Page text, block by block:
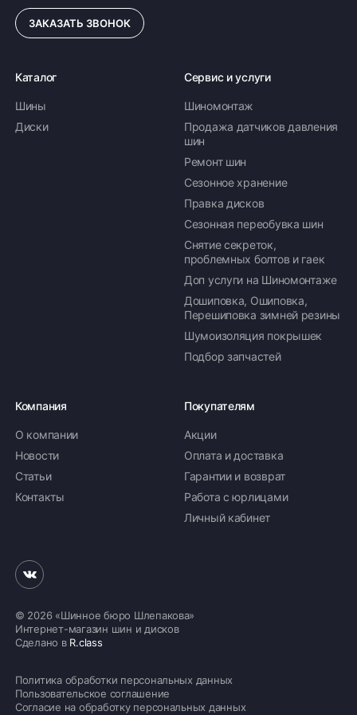
ЗАКАЗАТЬ ЗВОНОК
Каталог
Шины
Диски
Сервис и услуги
Шиномонтаж
Продажа датчиков давления
шин
Ремонт шин
Сезонное хранение
Правка дисков
Сезонная переобувка шин
Снятие секреток,
проблемных болтов и гаек
Доп услуги на Шиномонтаже
Дошиповка, Ошиповка,
Перешиповка зимней резины
Шумоизоляция покрышек
Подбор запчастей
Компания
О компании
Новости
Статьи
Контакты
Покупателям
Акции
Оплата и доставка
Гарантии и возврат
Работа с юрлицами
Личный кабинет
© 2026 «Шинное бюро Шлепакова»
Интернет-магазин шин и дисков
Сделано в R.class
Политика обработки персональных данных
Пользовательское соглашение
Согласие на обработку персональных данных